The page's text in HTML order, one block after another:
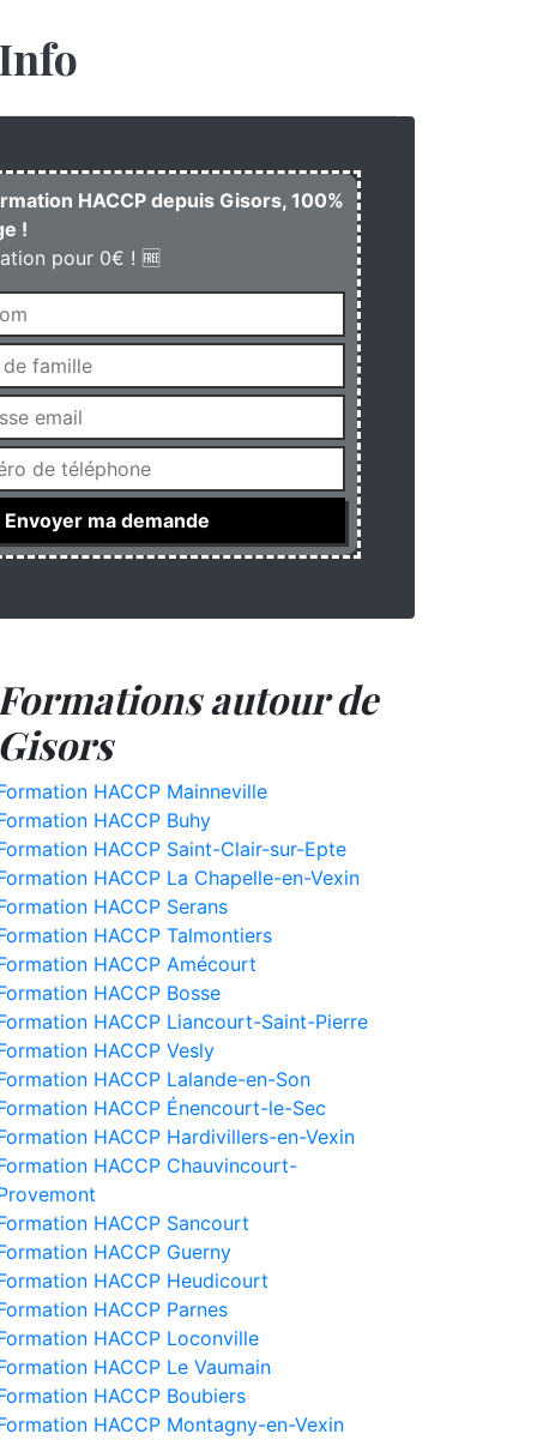
HACCP depuis Gisors, 100%
!
pour 0€ ! 🆓
Formations autour de
Gisors
HACCP Mainneville
HACCP Buhy
HACCP Saint-Clair-sur-Epte
HACCP La Chapelle-en-Vexin
HACCP Serans
HACCP Talmontiers
HACCP Amécourt
HACCP Bosse
HACCP Liancourt-Saint-Pierre
HACCP Vesly
HACCP Lalande-en-Son
HACCP Énencourt-le-Sec
HACCP Hardivillers-en-Vexin
HACCP Chauvincourt-
HACCP Sancourt
HACCP Guerny
HACCP Heudicourt
HACCP Parnes
HACCP Loconville
HACCP Le Vaumain
HACCP Boubiers
HACCP Montagny-en-Vexin